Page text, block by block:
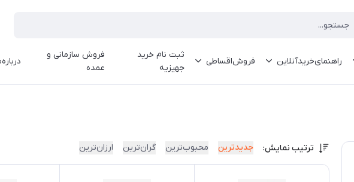
راهنمای‌خرید‌آنلاین فروش‌اقساطی
ثبت نام خرید
جهیزیه
فروش سازمانی و
عمده
ترتیب نمایش: جدیدترین محبوب‌ترین گران‌ترین ارزان‌ترین